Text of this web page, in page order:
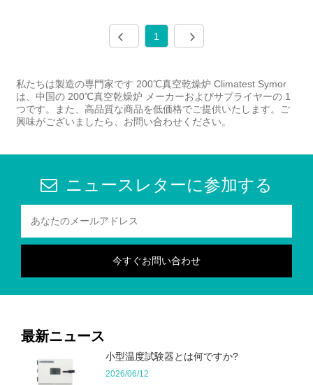
1
私たちは製造の専門家です 200℃真空乾燥炉 Climatest Symor
は、中国の 200℃真空乾燥炉 メーカーおよびサプライヤーの 1
つです。また、高品質な商品を低価格でご提供いたします。ご
興味がございましたら、お問い合わせください。
ニュースレターに参加する
最新ニュース
小型温度試験器とは何ですか?
2026/06/12